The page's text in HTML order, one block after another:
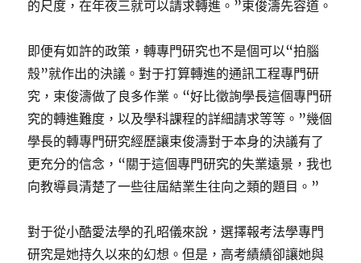
的尺度，在年夜三就可以請求轉進。”束俊濤先容道。
即便有如許的政策，轉專門研究也不是個可以“拍腦
殼”就作出的決議。對于打算轉進的通訊工程專門研
究，束俊濤做了良多作業。“好比徵詢學長這個專門研
究的轉進難度，以及學科課程的詳細請求等等。”幾個
學長的轉專門研究經歷讓束俊濤對于本身的決議有了
更充分的信念，“關于這個專門研究的失業遠景，我也
向教導員清楚了一些往屆結業生往向之類的題目。”
對于從小酷愛法學的孔昭儀來說，選擇報考法學專門
研究是她持久以來的幻想。但是，高考績績卻讓她與